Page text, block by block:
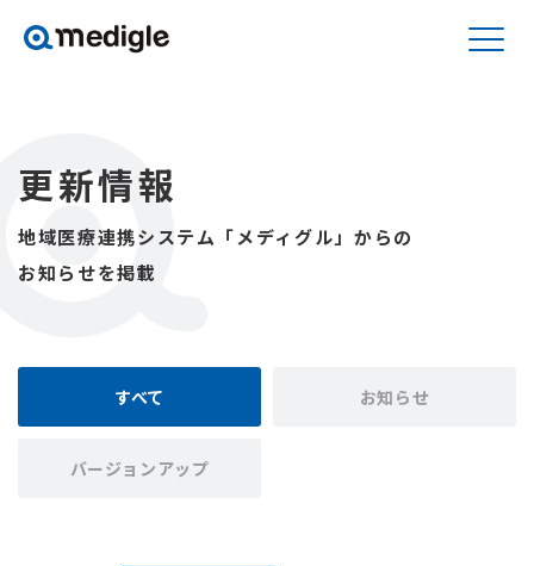
更新情報
地域医療連携システム「メディグル」からの
お知らせを掲載
すべて お知らせ
バージョンアップ